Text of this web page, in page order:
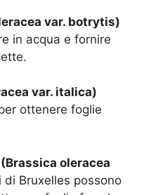
var. botrytis)
in acqua e fornire
var. italica)
ottenere foglie
oleracea
di Bruxelles possono